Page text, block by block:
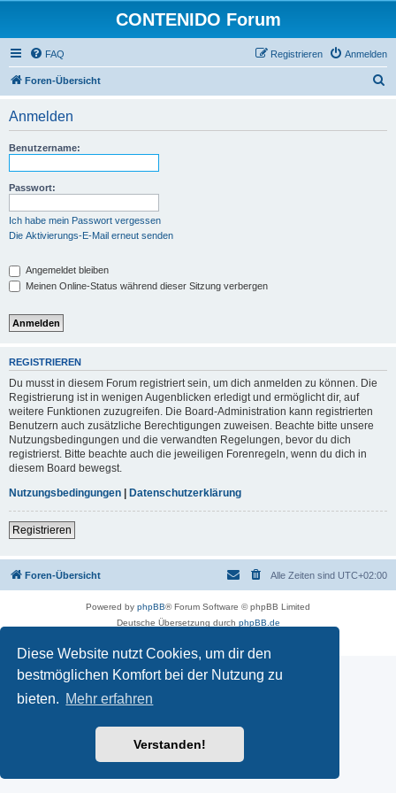
Diese Website nutzt Cookies, um dir den
bestmöglichen Komfort bei der Nutzung zu
bieten. Mehr erfahren
Verstanden!
CONTENIDO Forum
FAQ Anmelden
Registrieren
Foren-Übersicht
Anmelden
Benutzername:
Passwort:
Ich habe mein Passwort vergessen
Die Aktivierungs-E-Mail erneut senden
Angemeldet bleiben
Meinen Online-Status während dieser Sitzung verbergen
REGISTRIEREN
Du musst in diesem Forum registriert sein, um dich anmelden zu können. Die
Registrierung ist in wenigen Augenblicken erledigt und ermöglicht dir, auf
weitere Funktionen zuzugreifen. Die Board-Administration kann registrierten
Benutzern auch zusätzliche Berechtigungen zuweisen. Beachte bitte unsere
Nutzungsbedingungen und die verwandten Regelungen, bevor du dich
registrierst. Bitte beachte auch die jeweiligen Forenregeln, wenn du dich in
diesem Board bewegst.
Nutzungsbedingungen | Datenschutzerklärung
Registrieren
Foren-Übersicht Alle Zeiten sind UTC+02:00
Powered by phpBB® Forum Software © phpBB Limited
Deutsche Übersetzung durch phpBB.de